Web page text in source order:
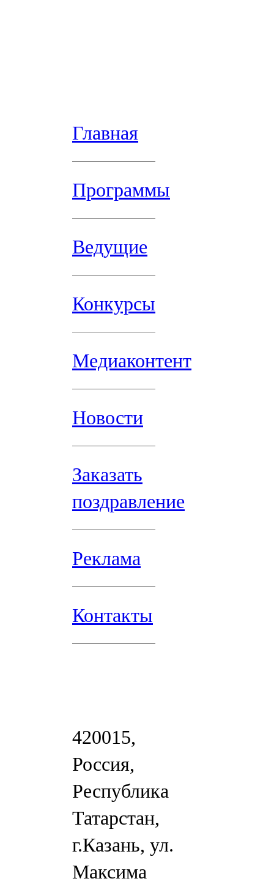
Главная
Программы
Ведущие
Конкурсы
Медиаконтент
Новости
Заказать
поздравление
Реклама
Контакты
420015,
Россия,
Республика
Татарстан,
г.Казань, ул.
Максима